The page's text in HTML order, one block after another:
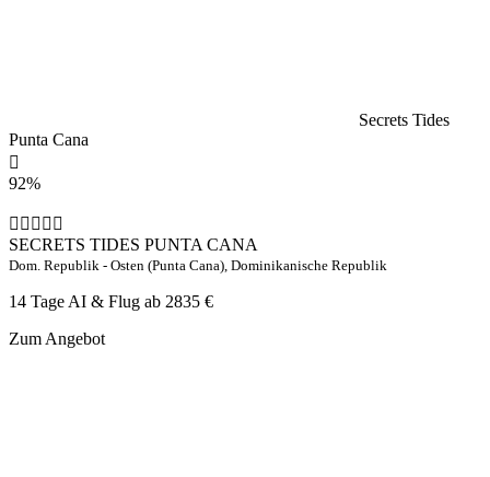
Secrets Tides
Punta Cana
92%
SECRETS TIDES PUNTA CANA
Dom. Republik - Osten (Punta Cana), Dominikanische Republik
14 Tage AI & Flug ab 2835 €
Zum Angebot